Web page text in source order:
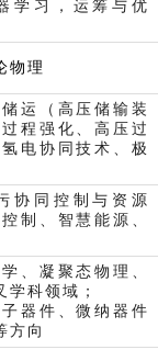
学习，运筹与优
物理
运（高压储输装
程强化、高压过
电协同技术、极
协同控制与资源
制、智慧能源、
、凝聚态物理、
科领域；
器件、微纳器件
方向